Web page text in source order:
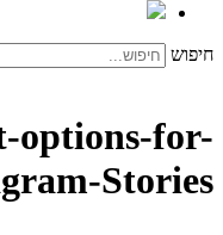
חיפוש
options-for-
Stories